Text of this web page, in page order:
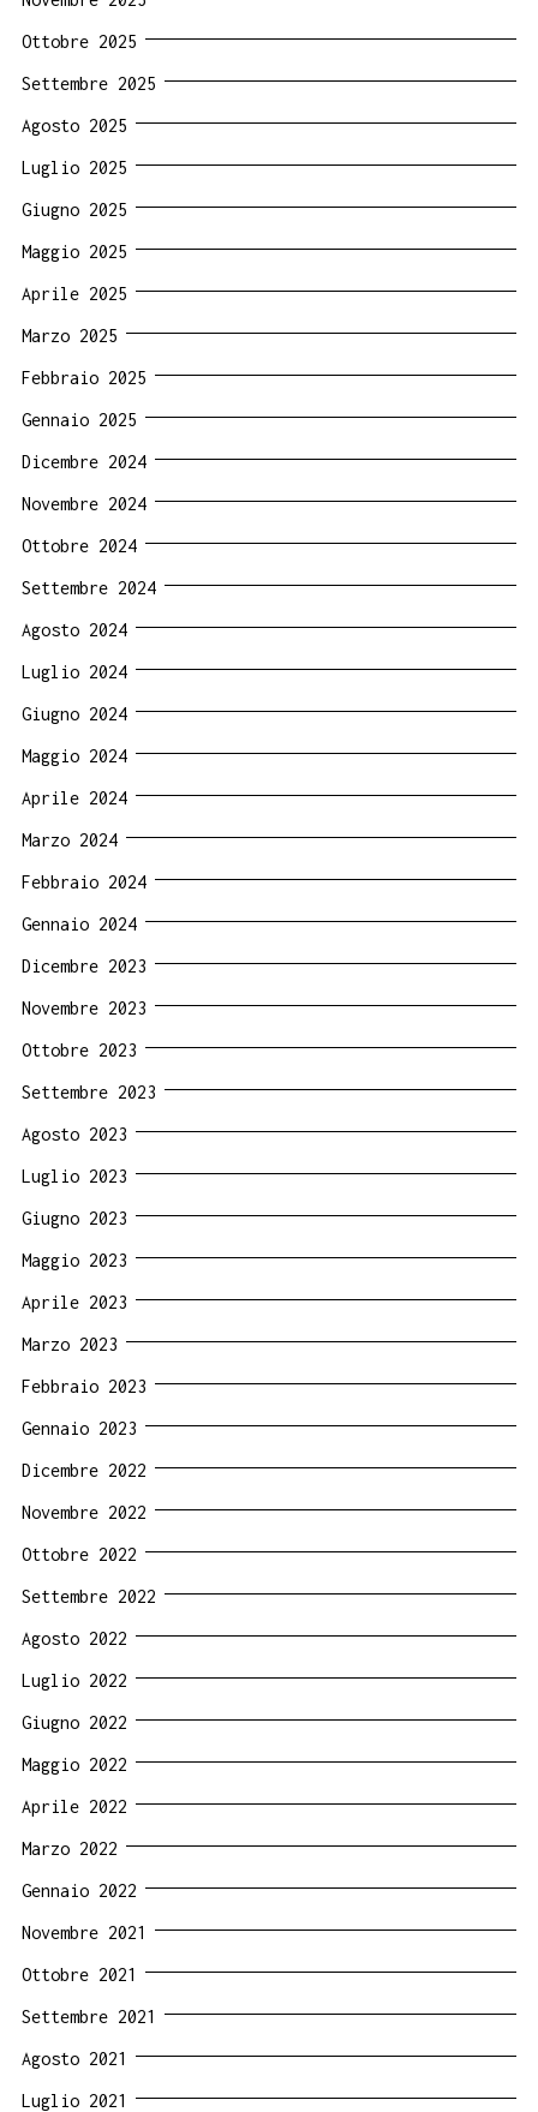
Ottobre 2025
Settembre 2025
Agosto 2025
Luglio 2025
Giugno 2025
Maggio 2025
Aprile 2025
Marzo 2025
Febbraio 2025
Gennaio 2025
Dicembre 2024
Novembre 2024
Ottobre 2024
Settembre 2024
Agosto 2024
Luglio 2024
Giugno 2024
Maggio 2024
Aprile 2024
Marzo 2024
Febbraio 2024
Gennaio 2024
Dicembre 2023
Novembre 2023
Ottobre 2023
Settembre 2023
Agosto 2023
Luglio 2023
Giugno 2023
Maggio 2023
Aprile 2023
Marzo 2023
Febbraio 2023
Gennaio 2023
Dicembre 2022
Novembre 2022
Ottobre 2022
Settembre 2022
Agosto 2022
Luglio 2022
Giugno 2022
Maggio 2022
Aprile 2022
Marzo 2022
Gennaio 2022
Novembre 2021
Ottobre 2021
Settembre 2021
Agosto 2021
Luglio 2021